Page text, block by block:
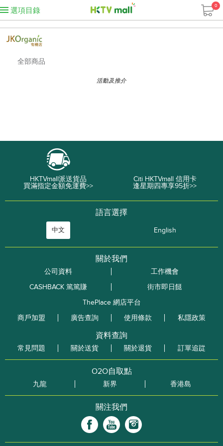
選項目錄
0
全部商品
活動及推介
HKTVmall派送貨品
買滿指定金額免運費>>
Citi HKTVmall 信用卡
逢星期四專享95折>>
語言選擇
中文 English
關於我們
公司資料
工作機會
CASHBACK 篤篤賺
街市即日餸
ThePlace 網店平台
商戶加盟
廣告查詢 使用條款 私隱政策
資料查詢
常見問題 關於送貨 關於退貨 訂單追踨
O2O自取點
九龍 新界 香港島
關注我們